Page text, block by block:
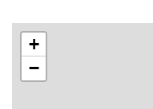
+
−